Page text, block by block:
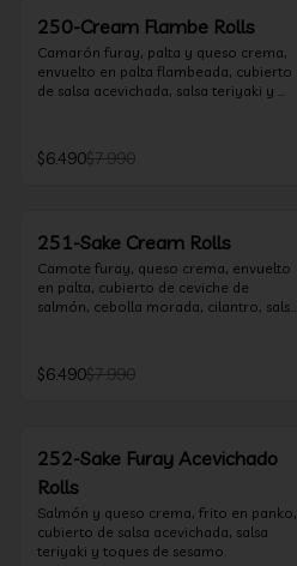
250-Cream Flambe Rolls
Camarón furay, palta y queso crema,
envuelto en palta flambeada, cubierto
de salsa acevichada, salsa teriyaki y
$6.490$7.990
251-Sake Cream Rolls
Camote furay, queso crema, envuelto
en palta, cubierto de ceviche de
salmón, cebolla morada, cilantro, salsa
$6.490$7.990
252-Sake Furay Acevichado
Rolls
Salmón y queso crema, frito en panko,
cubierto de salsa acevichada, salsa
teriyaki y toques de sesamo.